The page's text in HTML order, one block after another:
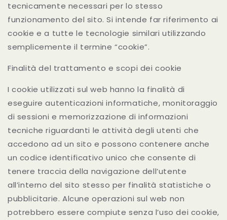
tecnicamente necessari per lo stesso
funzionamento del sito. Si intende far riferimento ai
cookie e a tutte le tecnologie similari utilizzando
semplicemente il termine “cookie”.
Finalità del trattamento e scopi dei cookie
I cookie utilizzati sul web hanno la finalità di
eseguire autenticazioni informatiche, monitoraggio
di sessioni e memorizzazione di informazioni
tecniche riguardanti le attività degli utenti che
accedono ad un sito e possono contenere anche
un codice identificativo unico che consente di
tenere traccia della navigazione dell’utente
all’interno del sito stesso per finalità statistiche o
pubblicitarie. Alcune operazioni sul web non
potrebbero essere compiute senza l’uso dei cookie,